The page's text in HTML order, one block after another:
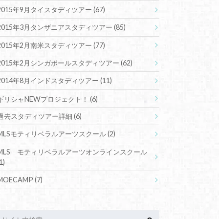
年9月タイスタディツアー(67)
年3月タンザニアスタディツアー(85)
年2月南米スタディツアー(77)
年2月シンガポールスタディツアー(62)
年8月インドスタディツアー(11)
リシャNEWプロジェクト！(6)
去スタディツアー詳細(6)
モティリベラルアーツスクール(2)
モティリベラルアーツオンラインスクール
(7)